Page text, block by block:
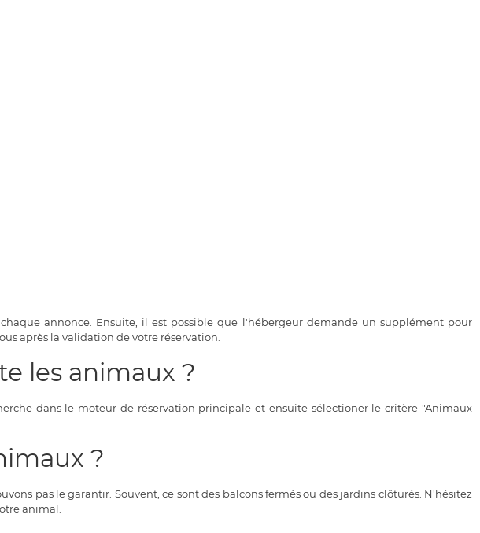
annonce. Ensuite, il est possible que l'hébergeur demande un supplément pour
après la validation de votre réservation.
les animaux ?
dans le moteur de réservation principale et ensuite sélectioner le critère "Animaux
?
pas le garantir. Souvent, ce sont des balcons fermés ou des jardins clôturés. N'hésitez
animal.